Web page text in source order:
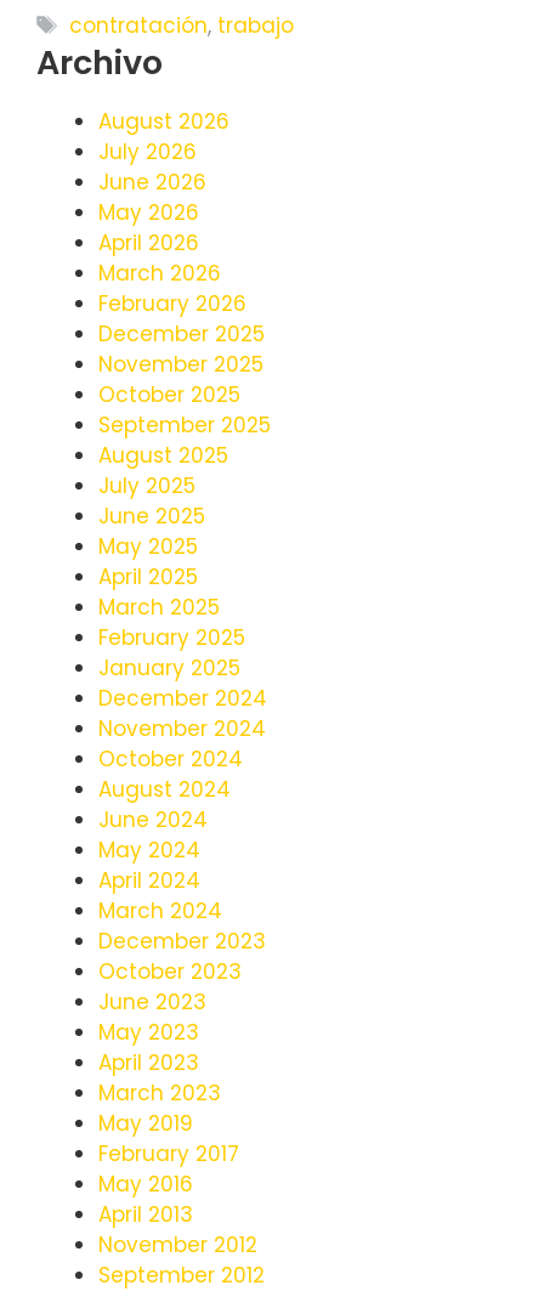
Tags
contratación, trabajo
Archivo
August 2026
July 2026
June 2026
May 2026
April 2026
March 2026
February 2026
December 2025
November 2025
October 2025
September 2025
August 2025
July 2025
June 2025
May 2025
April 2025
March 2025
February 2025
January 2025
December 2024
November 2024
October 2024
August 2024
June 2024
May 2024
April 2024
March 2024
December 2023
October 2023
June 2023
May 2023
April 2023
March 2023
May 2019
February 2017
May 2016
April 2013
November 2012
September 2012